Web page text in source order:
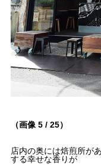
（画像 5 / 25）
店内の奥には焙煎所が
する幸せな香りが